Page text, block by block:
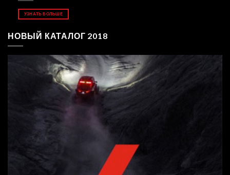
УЗНАТЬ БОЛЬШЕ
НОВЫЙ КАТАЛОГ 2018